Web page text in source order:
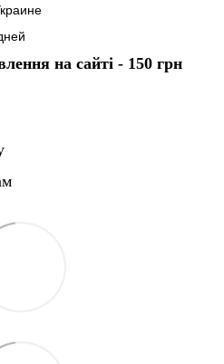
на сайті - 150 грн